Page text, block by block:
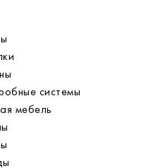
системы
мебель